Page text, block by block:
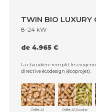
TWIN BIO LUXURY
8-24 kW
de 4.965 €
La chaudière remplit les
directive écodesign (écoprojet).
Pellet A1 Pellet A1/Avoine